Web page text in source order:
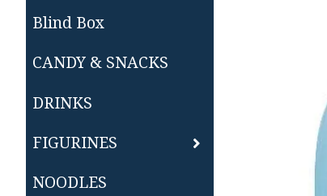
Blind Box
CANDY & SNACKS
DRINKS
FIGURINES
NOODLES